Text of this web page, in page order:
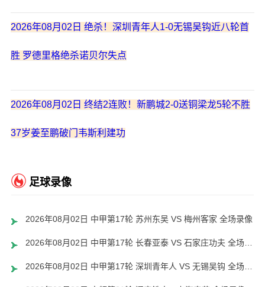
2026年08月02日 绝杀！深圳青年人1-0无锡吴钩近八轮首
胜 罗德里格绝杀诺贝尔失点
2026年08月02日 终结2连败！新鹏城2-0送铜梁龙5轮不胜
37岁姜至鹏破门韦斯利建功
足球录像
2026年08月02日 中甲第17轮 苏州东吴 VS 梅州客家 全场录像
2026年08月02日 中甲第17轮 长春亚泰 VS 石家庄功夫 全场录像
2026年08月02日 中甲第17轮 深圳青年人 VS 无锡吴钩 全场录像